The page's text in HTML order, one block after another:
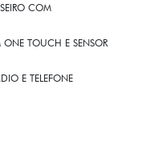
COM
ONE TOUCH E SENSOR
E TELEFONE